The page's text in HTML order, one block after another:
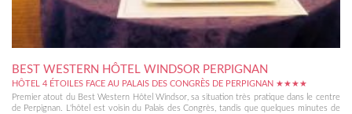
BEST WESTERN HÔTEL WINDSOR PERPIGNAN
HÔTEL 4 ÉTOILES FACE AU PALAIS DES CONGRÈS DE PERPIGNAN ★★★★
Premier atout du Best Western Hôtel Windsor, sa situation très pratique dans le centre
de Perpignan. L'hôtel est voisin du Palais des Congrès, tandis que quelques minutes de